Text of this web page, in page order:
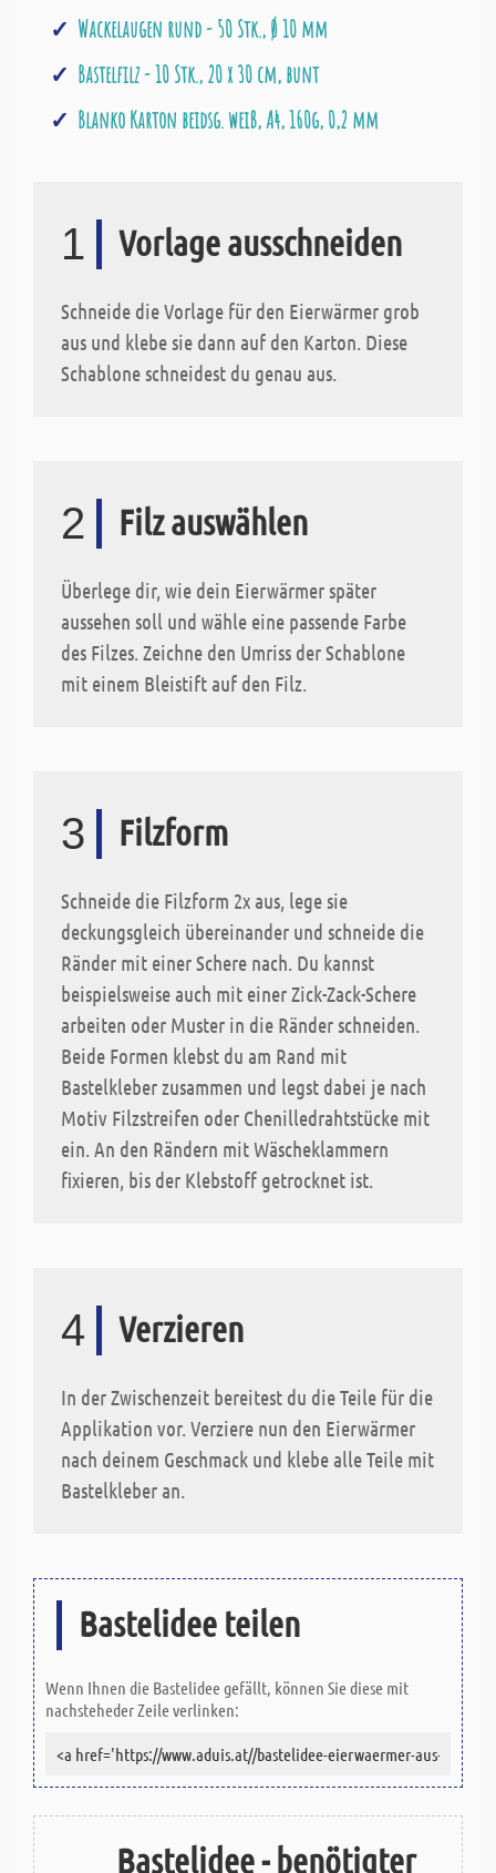
Wackelaugen rund - 50 Stk., Ø 10 mm
Bastelfilz - 10 Stk., 20 x 30 cm, bunt
Blanko Karton beidsg. weiß, A4, 160g, 0,2 mm
1 Vorlage ausschneiden
Schneide die Vorlage für den Eierwärmer grob
aus und klebe sie dann auf den Karton. Diese
Schablone schneidest du genau aus.
2 Filz auswählen
Überlege dir, wie dein Eierwärmer später
aussehen soll und wähle eine passende Farbe
des Filzes. Zeichne den Umriss der Schablone
mit einem Bleistift auf den Filz.
3 Filzform
Schneide die Filzform 2x aus, lege sie
deckungsgleich übereinander und schneide die
Ränder mit einer Schere nach. Du kannst
beispielsweise auch mit einer Zick-Zack-Schere
arbeiten oder Muster in die Ränder schneiden.
Beide Formen klebst du am Rand mit
Bastelkleber zusammen und legst dabei je nach
Motiv Filzstreifen oder Chenilledrahtstücke mit
ein. An den Rändern mit Wäscheklammern
fixieren, bis der Klebstoff getrocknet ist.
4 Verzieren
In der Zwischenzeit bereitest du die Teile für die
Applikation vor. Verziere nun den Eierwärmer
nach deinem Geschmack und klebe alle Teile mit
Bastelkleber an.
Bastelidee teilen
Wenn Ihnen die Bastelidee gefällt, können Sie diese mit
nachsteheder Zeile verlinken:
Bastelidee - benötigter